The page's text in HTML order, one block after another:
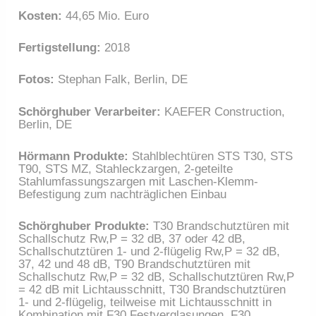
Kosten:44,65 Mio. Euro
Fertigstellung: 2018
Fotos: Stephan Falk, Berlin, DE
Schörghuber Verarbeiter: KAEFER Construction,
Berlin, DE
Hörmann Produkte: Stahlblechtüren STS T30, STS
T90, STS MZ, Stahleckzargen, 2-geteilte
Stahlumfassungszargen mit Laschen-Klemm-
Befestigung zum nachträglichen Einbau
Schörghuber Produkte:T30 Brandschutztüren mit
Schallschutz Rw,P = 32 dB, 37 oder 42 dB,
Schallschutztüren 1- und 2-flügelig Rw,P = 32 dB,
37, 42 und 48 dB, T90 Brandschutztüren mit
Schallschutz Rw,P = 32 dB, Schallschutztüren Rw,P
= 42 dB mit Lichtausschnitt, T30 Brandschutztüren
1- und 2-flügelig, teilweise mit Lichtausschnitt in